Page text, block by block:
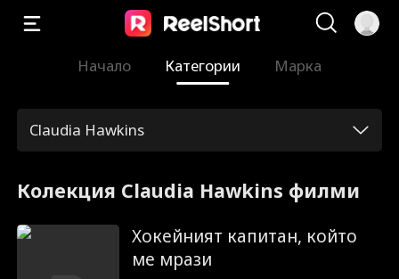
Начало Категории Марка
Claudia Hawkins
Колекция Claudia Hawkins филми
Хокейният капитан, който
ме мрази